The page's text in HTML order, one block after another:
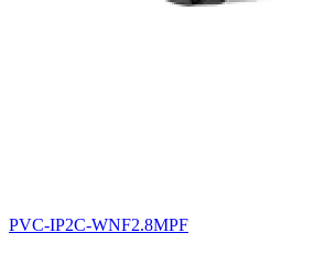
PVC-IP2C-WNF2.8MPF